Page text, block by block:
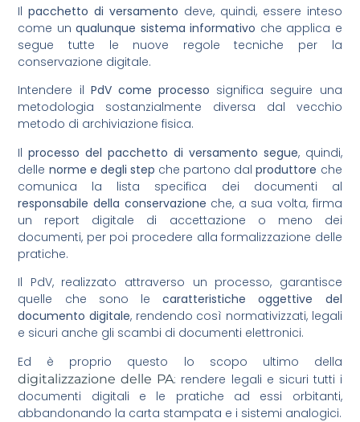
Ilpacchetto di versamento deve, quindi, essere inteso
come unqualunque sistema informativo che applica e
segue tutte le nuove regole tecniche per la
conservazione digitale.
Intendere il PdV come processo significa seguire una
metodologia sostanzialmente diversa dal vecchio
metodo di archiviazione fisica.
Il processo del pacchetto di versamento segue, quindi,
delle norme e degli step che partono dalproduttore che
comunica la lista specifica dei documenti al
responsabile della conservazione che, a sua volta, firma
un report digitale di accettazione o meno dei
documenti, per poi procedere alla formalizzazione delle
pratiche.
Il PdV, realizzato attraverso un processo, garantisce
quelle che sono lecaratteristiche oggettive del
documento digitale, rendendo così normativizzati, legali
e sicuri anche gli scambi di documenti elettronici.
Ed è proprio questo lo scopo ultimo della
digitalizzazione delle PA: rendere legali e sicuri tutti i
documenti digitali e le pratiche ad essi orbitanti,
abbandonando la carta stampata e i sistemi analogici.